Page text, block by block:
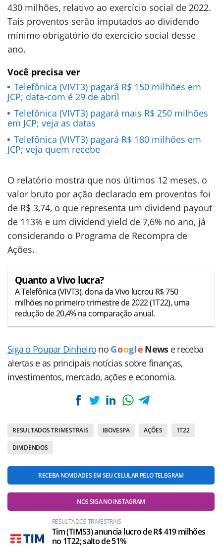
430 milhões, relativo ao exercício social de 2022.
Tais proventos serão imputados ao dividendo
mínimo obrigatório do exercício social desse
ano.
Você precisa ver
Telefônica (VIVT3) pagará R$ 150 milhões em
JCP; data-com é 29 de abril
Telefônica (VIVT3) pagará mais R$ 250 milhões
em JCP; veja as datas
Telefônica (VIVT3) pagará R$ 180 milhões em
JCP; veja quem recebe
O relatório mostra que nos últimos 12 meses, o
valor bruto por ação declarado em proventos foi
de R$ 3,74, o que representa um dividend payout
de 113% e um dividend yield de 7,6% no ano, já
considerando o Programa de Recompra de
Ações.
Quanto a Vivo lucra?
A Telefônica (VIVT3), dona da Vivo lucrou R$ 750
milhões no primeiro trimestre de 2022 (1T22), uma
redução de 20,4% na comparação anual.
Siga o Poupar Dinheiro no Goog le News e receba
alertas e as principais notícias sobre finanças,
investimentos, mercado, ações e economia.
RESULTADOS TRIMESTRAIS IBOVESPA AÇÕES 1T22
DIVIDENDOS
RECEBA NOVIDADES EM SEU CELULAR PELO TELEGRAM
NOS SIGA NO INSTAGRAM
RESULTADOS TRIMESTRAIS
Tim (TIMS3) anuncia lucro de R$ 419 milhões
no 1T22; salto de 51%